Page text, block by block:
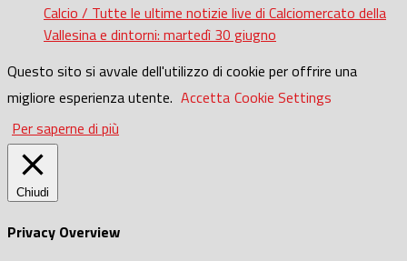
Calcio / Tutte le ultime notizie live di Calciomercato della
Vallesina e dintorni: martedì 30 giugno
Questo sito si avvale dell'utilizzo di cookie per offrire una
migliore esperienza utente. Accetta Cookie Settings
Per saperne di più
Chiudi
Privacy Overview